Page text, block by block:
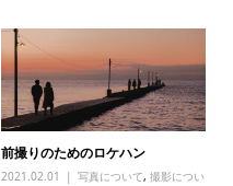
前撮りのためのロケハン
2021.02.01 写真について,撮影につい